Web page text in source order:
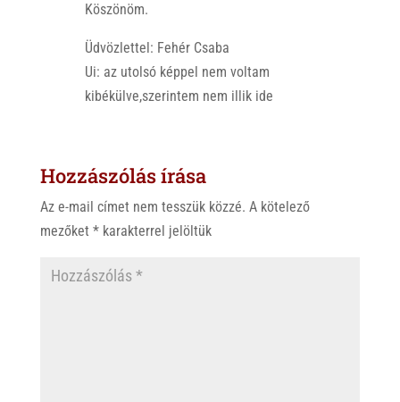
Köszönöm.
Üdvözlettel: Fehér Csaba
Ui: az utolsó képpel nem voltam
kibékülve,szerintem nem illik ide
Hozzászólás írása
Az e-mail címet nem tesszük közzé. A kötelező
mezőket *karakterrel jelöltük